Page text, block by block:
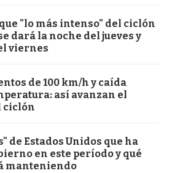
"lo más intenso" del ciclón
dará la noche del jueves y
viernes
de 100 km/h y caída
así avanzan el
ciclón
de Estados Unidos que ha
en este período y qué
manteniendo